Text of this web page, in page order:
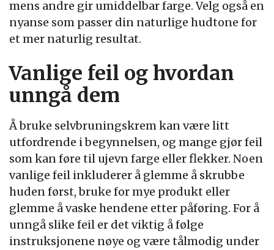
mens andre gir umiddelbar farge. Velg også en
nyanse som passer din naturlige hudtone for
et mer naturlig resultat.
Vanlige feil og hvordan
unngå dem
Å bruke selvbruningskrem kan være litt
utfordrende i begynnelsen, og mange gjør feil
som kan føre til ujevn farge eller flekker. Noen
vanlige feil inkluderer å glemme å skrubbe
huden først, bruke for mye produkt eller
glemme å vaske hendene etter påføring. For å
unngå slike feil er det viktig å følge
instruksjonene nøye og være tålmodig under